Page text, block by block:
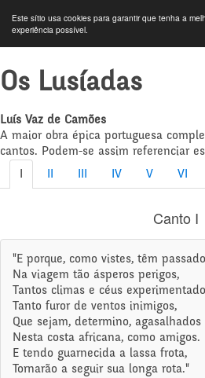
Este sítio usa cookies para garantir que tenha a
experiência possível.
Os Lusíadas
Luís Vaz de Camões
A maior obra épica portuguesa
cantos. Podem-se assim referenciar
IV V VI
Canto I
"E porque, como vistes, têm
Na viagem tão ásperos perigos,
Tantos climas e céus
Tanto furor de ventos inimigos,
Que sejam, determino, agasalhados
Nesta costa africana, como amigos.
E tendo guarnecida a lassa frota,
Tornarão a seguir sua longa rota."